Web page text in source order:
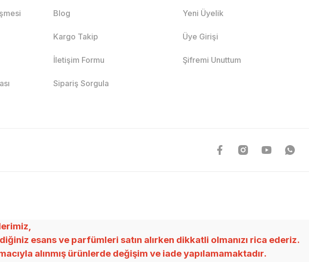
Blog
Kargo Takip
İletişim Formu
Sipariş Sorgula
Yeni Üyelik
Üye Girişi
Şifremi Unuttum
esans ve parfümleri satın alırken dikkatli olmanızı rica ederiz.
alınmış ürünlerde değişim ve iade yapılamamaktadır.